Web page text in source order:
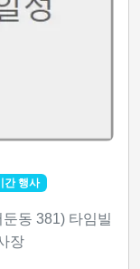
간 행사
동 381) 타임빌
장